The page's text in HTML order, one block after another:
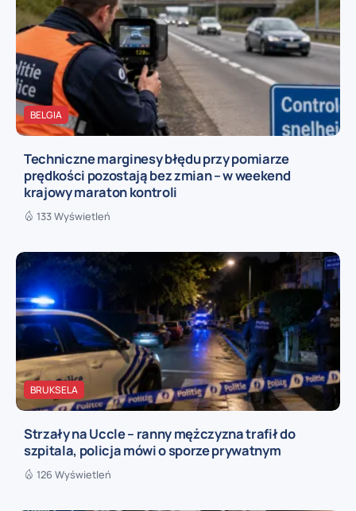
BELGIA
Techniczne marginesy błędu przy pomiarze
prędkości pozostają bez zmian – w weekend
krajowy maraton kontroli
133 Wyświetleń
BRUKSELA
Strzały na Uccle – ranny mężczyzna trafił do
szpitala, policja mówi o sporze prywatnym
126 Wyświetleń